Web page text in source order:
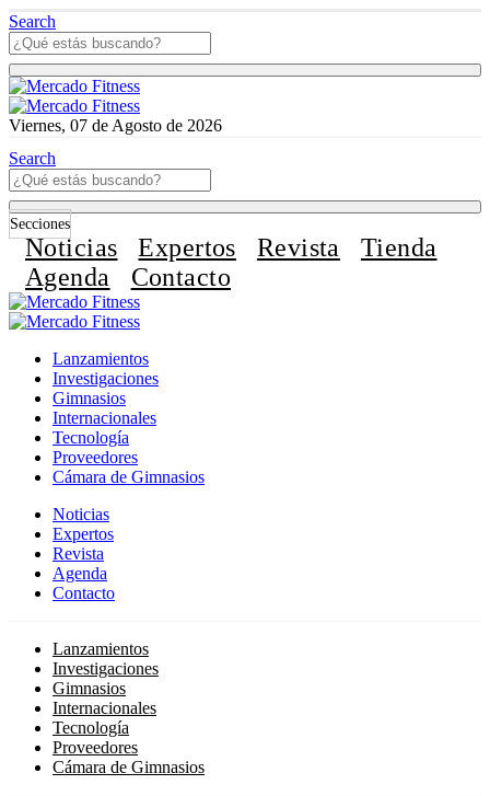
Search
Viernes, 07 de Agosto de 2026
Search
Secciones
Noticias Expertos Revista
Tienda
Agenda
Contacto
Lanzamientos
Investigaciones
Gimnasios
Internacionales
Tecnología
Proveedores
Cámara de Gimnasios
Noticias
Expertos
Revista
Agenda
Contacto
Lanzamientos
Investigaciones
Gimnasios
Internacionales
Tecnología
Proveedores
Cámara de Gimnasios